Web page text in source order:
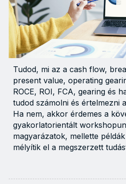
Tudod, mi az a cash flow,
present value, operating
ROCE, ROI, FCA, gearing és
tudod számolni és értelmezni
Ha nem, akkor érdemes a
gyakorlatorientált
magyarázatok, mellette
mélyítik el a megszerzett